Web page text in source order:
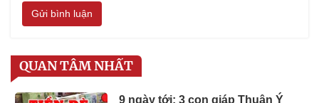
Gửi bình luận
QUAN TÂM NHẤT
9 ngày tới: 3 con giáp Thuận Ý